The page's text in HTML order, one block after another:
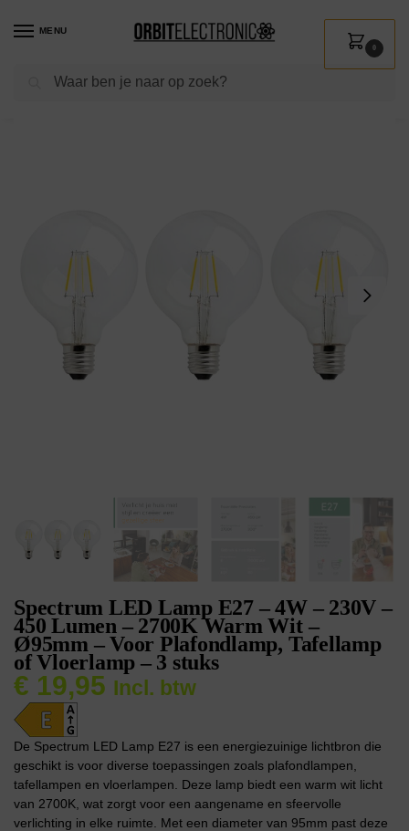
MENU
Zoeken
0
Shop / Verlichting / Lichtbronnen
Spectrum LED Lamp E27 – 4W – 230V –
450 Lumen – 2700K Warm Wit –
Ø95mm – Voor Plafondlamp, Tafellamp
of Vloerlamp – 3 stuks
€ 19,95 Incl. btw
De Spectrum LED Lamp E27 is een energiezuinige lichtbron die
geschikt is voor diverse toepassingen zoals plafondlampen,
tafellampen en vloerlampen. Deze lamp biedt een warm wit licht
van 2700K, wat zorgt voor een aangename en sfeervolle
verlichting in elke ruimte. Met een diameter van 95mm past deze